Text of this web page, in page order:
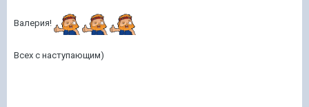
Валерия!
Всех с наступающим)